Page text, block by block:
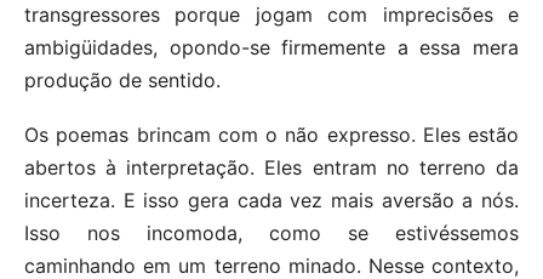
transgressores porque jogam com imprecisões e
ambigüidades, opondo-se firmemente a essa mera
produção de sentido.
Os poemas brincam com o não expresso. Eles estão
abertos à interpretação. Eles entram no terreno da
incerteza. E isso gera cada vez mais aversão a nós.
Isso nos incomoda, como se estivéssemos
caminhando em um terreno minado. Nesse contexto,